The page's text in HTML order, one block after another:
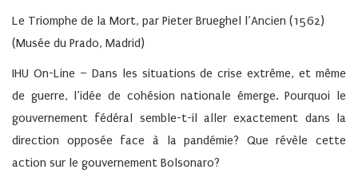
Le Triomphe de la Mort, par Pieter Brueghel l’Ancien (1562)
(Musée du Prado, Madrid)
IHU On-Line – Dans les situations de crise extrême, et même
de guerre, l’idée de cohésion nationale émerge. Pourquoi le
gouvernement fédéral semble-t-il aller exactement dans la
direction opposée face à la pandémie? Que révèle cette
action sur le gouvernement Bolsonaro?